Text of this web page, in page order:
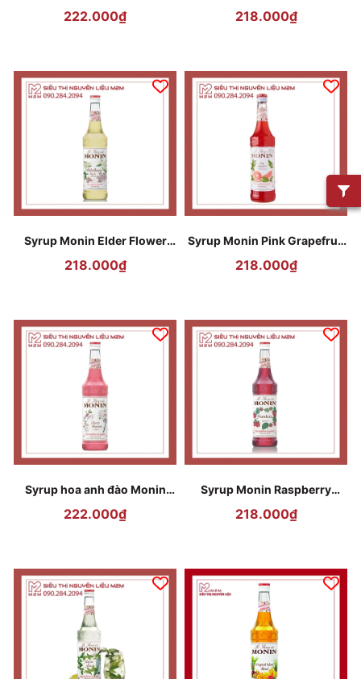
222.000₫
700ml
218.000₫
Syrup Monin Elder Flower
218.000₫
Syrup Monin Pink Grapefruit
218.000₫
Syrup hoa anh đào Monin
222.000₫
Syrup Monin Raspberry
218.000₫